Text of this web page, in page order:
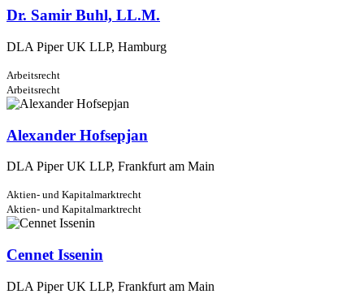
Dr. Samir Buhl, LL.M.
DLA Piper UK LLP, Hamburg
Arbeitsrecht
Arbeitsrecht
Alexander Hofsepjan
DLA Piper UK LLP, Frankfurt am Main
Aktien- und Kapitalmarktrecht
Aktien- und Kapitalmarktrecht
Cennet Issenin
DLA Piper UK LLP, Frankfurt am Main